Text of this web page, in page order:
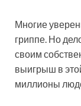
Многие
гриппе. Но
своим
выигрыш в
миллионы